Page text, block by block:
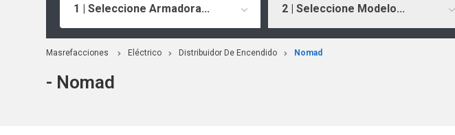
1 | Seleccione Armadora... 2 | Seleccione Modelo...
Masrefacciones Eléctrico Distribuidor De Encendido Nomad
- Nomad